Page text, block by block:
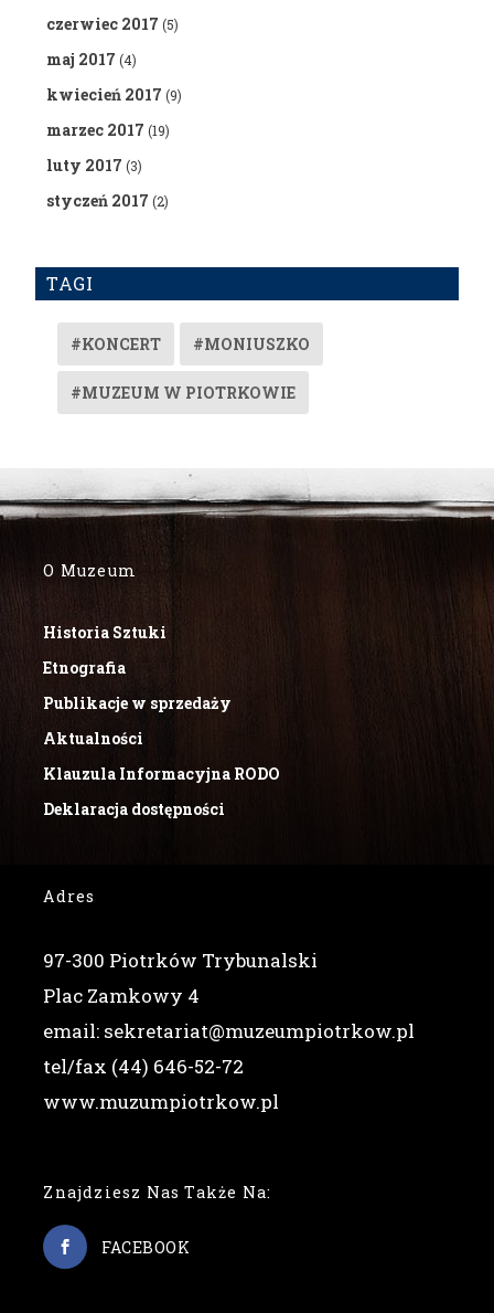
czerwiec 2017 (5)
maj 2017 (4)
kwiecień 2017 (9)
marzec 2017 (19)
luty 2017 (3)
styczeń 2017 (2)
TAGI
#KONCERT #MONIUSZKO
#MUZEUM W PIOTRKOWIE
O Muzeum
Historia Sztuki
Etnografia
Publikacje w sprzedaży
Aktualności
Klauzula Informacyjna RODO
Deklaracja dostępności
Adres
97-300 Piotrków Trybunalski
Plac Zamkowy 4
email: sekretariat@muzeumpiotrkow.pl
tel/fax (44) 646-52-72
www.muzumpiotrkow.pl
Znajdziesz Nas Także Na:
FACEBOOK